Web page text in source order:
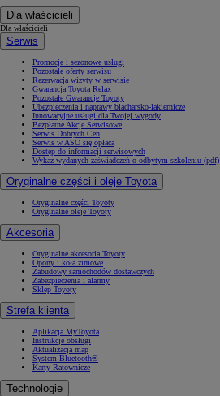
Dla właścicieli
Dla właścicieli
Serwis
Promocje i sezonowe usługi
Pozostałe oferty serwisu
Rezerwacja wizyty w serwisie
Gwarancja Toyota Relax
Pozostałe Gwarancje Toyoty
Ubezpieczenia i naprawy blacharsko-lakiernicze
Innowacyjne usługi dla Twojej wygody
Bezpłatne Akcje Serwisowe
Serwis Dobrych Cen
Serwis w ASO się opłaca
Dostęp do informacji serwisowych
Wykaz wydanych zaświadczeń o odbytym szkoleniu (pdf)
Oryginalne części i oleje Toyota
Oryginalne części Toyoty
Oryginalne oleje Toyoty
Akcesoria
Oryginalne akcesoria Toyoty
Opony i koła zimowe
Zabudowy samochodów dostawczych
Zabezpieczenia i alarmy
Sklep Toyoty
Strefa klienta
Aplikacja MyToyota
Instrukcje obsługi
Aktualizacja map
System Bluetooth®
Karty Ratownicze
Technologie